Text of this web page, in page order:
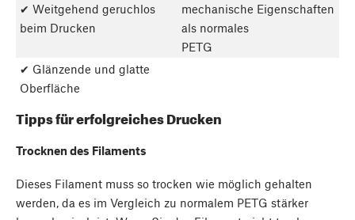
✔ Weitgehend geruchlos
beim Drucken
mechanische Eigenschaften
als normales
PETG
✔ Glänzende und glatte
Oberfläche
Tipps für erfolgreiches Drucken
Trocknen des Filaments
Dieses Filament muss so trocken wie möglich gehalten
werden, da es im Vergleich zu normalem PETG stärker